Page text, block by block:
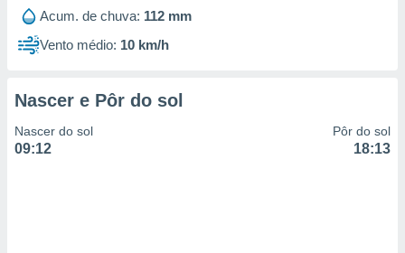
1199
Acum. de chuva: 112 mm
Vento médio: 10 km/h
Nascer e Pôr do sol
Nascer do sol
09:12
Pôr do sol
18:13